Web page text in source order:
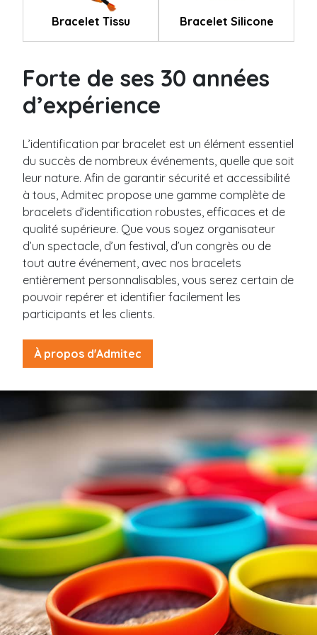
Marbré
Fragmenté
Fluorescent
Industries
Festival
Musée / Exposition
Gouvernement
Ville / Municipalité
Camping
Camp de jour / Camp de vacances
Parc aquatique
Hôtel / Auberge
Établissement scolaire
liquidation
Contact
g
e
Envoyer
Bracelet Tissu Bracelet Silicone
Forte de ses 30 années
d’expérience
L’identification par bracelet est un élément essentiel
du succès de nombreux événements, quelle que soit
leur nature. Afin de garantir sécurité et accessibilité
à tous, Admitec propose une gamme complète de
bracelets d’identification robustes, efficaces et de
qualité supérieure. Que vous soyez organisateur
d’un spectacle, d’un festival, d’un congrès ou de
tout autre événement, avec nos bracelets
entièrement personnalisables, vous serez certain de
pouvoir repérer et identifier facilement les
participants et les clients.
À propos d'Admitec